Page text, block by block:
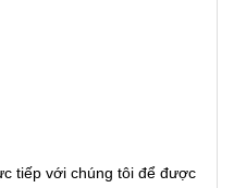
tiếp với chúng tôi để được